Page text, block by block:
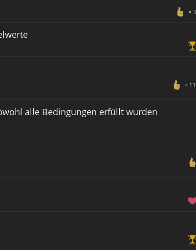
3
11
alle Bedingungen erfüllt wurden